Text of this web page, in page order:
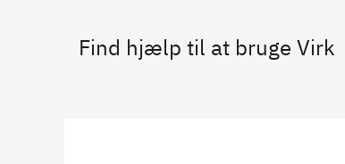
Find hjælp til at bruge Virk